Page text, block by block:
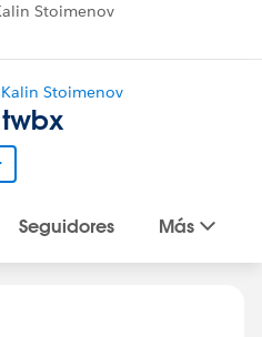
Stoimenov
Kalin Stoimenov
Seguidores Más